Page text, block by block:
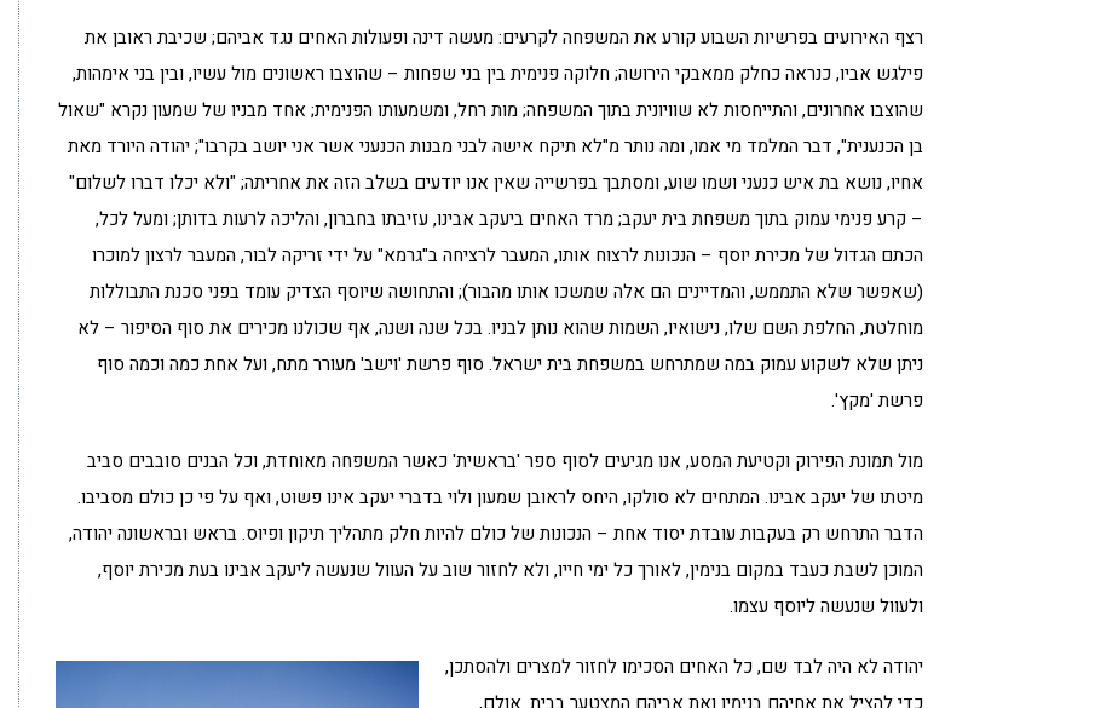
רצף האירועים בפרשיות השבוע קורע את המשפחה לקרעים: מעשה דינה ופעולות האחים נגד אביהם; שכיבת ראובן את
פילגש אביו, כנראה כחלק ממאבקי הירושה; חלוקה פנימית בין בני שפחות – שהוצבו ראשונים מול עשיו, ובין בני אימהות,
שהוצבו אחרונים, והתייחסות לא שוויונית בתוך המשפחה; מות רחל, ומשמעותו הפנימית; אחד מבניו של שמעון נקרא "שאול
בן הכנענית", דבר המלמד מי אמו, ומה נותר מ"לא תיקח אישה לבני מבנות הכנעני אשר אני יושב בקרבו"; יהודה היורד מאת
אחיו, נושא בת איש כנעני ושמו שוע, ומסתבך בפרשייה שאין אנו יודעים בשלב הזה את אחריתה; "ולא יכלו דברו לשלום"
– קרע פנימי עמוק בתוך משפחת בית יעקב; מרד האחים ביעקב אבינו, עזיבתו בחברון, והליכה לרעות בדותן; ומעל לכל,
הכתם הגדול של מכירת יוסף – הנכונות לרצוח אותו, המעבר לרציחה ב"גרמא" על ידי זריקה לבור, המעבר לרצון למוכרו
(שאפשר שלא התממש, והמדיינים הם אלה שמשכו אותו מהבור); והתחושה שיוסף הצדיק עומד בפני סכנת התבוללות
מוחלטת, החלפת השם שלו, נישואיו, השמות שהוא נותן לבניו. בכל שנה ושנה, אף שכולנו מכירים את סוף הסיפור – לא
ניתן שלא לשקוע עמוק במה שמתרחש במשפחת בית ישראל. סוף פרשת 'וישב' מעורר מתח, ועל אחת כמה וכמה סוף
פרשת 'מקץ'.
מול תמונת הפירוק וקטיעת המסע, אנו מגיעים לסוף ספר 'בראשית' כאשר המשפחה מאוחדת, וכל הבנים סובבים סביב
מיטתו של יעקב אבינו. המתחים לא סולקו, היחס לראובן שמעון ולוי בדברי יעקב אינו פשוט, ואף על פי כן כולם מסביבו.
הדבר התרחש רק בעקבות עובדת יסוד אחת – הנכונות של כולם להיות חלק מתהליך תיקון ופיוס. בראש ובראשונה יהודה,
המוכן לשבת כעבד במקום בנימין, לאורך כל ימי חייו, ולא לחזור שוב על העוול שנעשה ליעקב אבינו בעת מכירת יוסף,
ולעוול שנעשה ליוסף עצמו.
יהודה לא היה לבד שם, כל האחים הסכימו לחזור למצרים ולהסתכן,